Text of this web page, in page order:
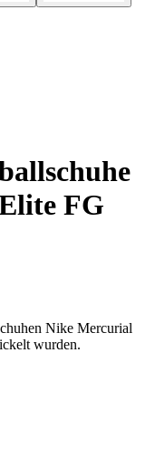
FG
Nike Mercurial
wurden.